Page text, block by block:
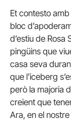
Et contesto
bloc
d’estiu de Rosa
pingüins que
casa seva
que l’iceberg
però la majoria
creient que
Ara, en el